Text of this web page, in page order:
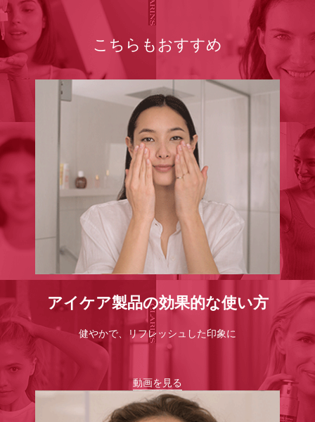
こちらもおすすめ
アイケア製品の効果的な使い方
健やかで、リフレッシュした印象に
動画を見る